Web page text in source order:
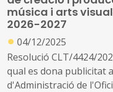
l'any 2026 (ref. BDNS
música i arts
2026-2027
● 04/12/2025
Resolució CLT/4424/
qual es dona publicitat
d'Administració de